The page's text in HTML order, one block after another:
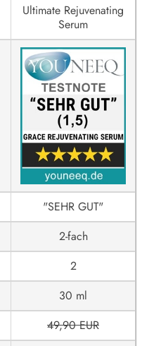
Ultimate Rejuvenating
Serum
"SEHR GUT"
2-fach
2
30 ml
49,90 EUR